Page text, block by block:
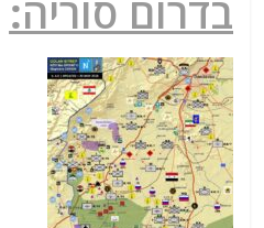
בדרום סוריה: